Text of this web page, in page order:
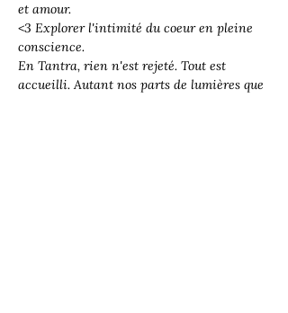
et amour.
<3 Explorer l'intimité du coeur en pleine
conscience.
En Tantra, rien n'est rejeté. Tout est
accueilli. Autant nos parts de lumières que